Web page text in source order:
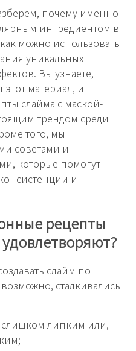
почему именно
ингредиентом в
можно использовать
уникальных
Вы узнаете,
материал, и
слайма с маской-
трендом среди
того, мы
советами и
которые помогут
и
рецепты
слайм по
сталкивались
слишком липким или,